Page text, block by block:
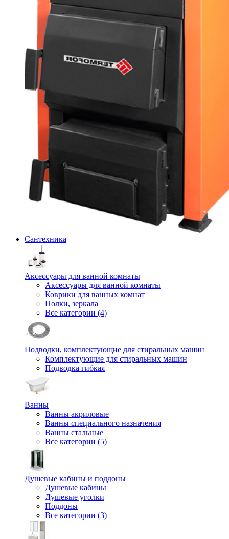
Сантехника
Аксессуары для ванной комнаты
Аксессуары для ванной комнаты
Коврики для ванных комнат
Полки, зеркала
Все категории (4)
Подводки, комплектующие для стиральных машин
Комплектующие для стиральных машин
Подводка гибкая
Ванны
Ванны акриловые
Ванны специального назначения
Ванны стальные
Все категории (5)
Душевые кабины и поддоны
Душевые кабины
Душевые уголки
Поддоны
Все категории (3)